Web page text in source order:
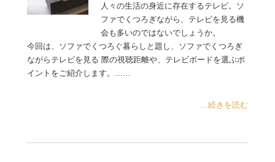
人々の生活の身近に存在するテレビ。ソ
ファでくつろぎながら、テレビを見る機
会も多いのではないでしょうか。
今回は、ソファでくつろぐ暮らしと題し、ソファでくつろぎ
ながらテレビを見る 際の視聴距離や、テレビボードを選ぶポ
イントをご紹介します。……
...続きを読む